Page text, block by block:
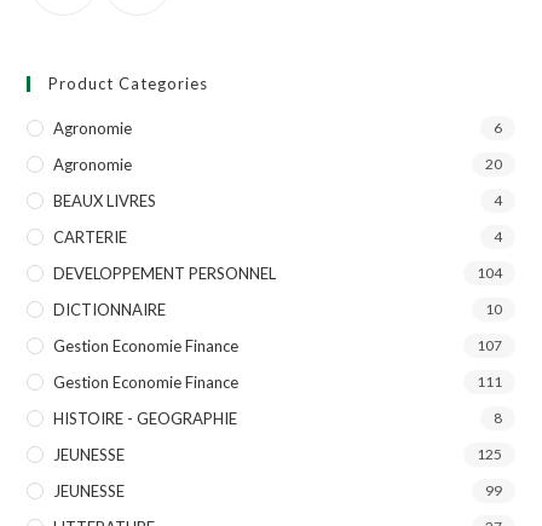
Product Categories
Agronomie 6
Agronomie 20
BEAUX LIVRES 4
CARTERIE 4
DEVELOPPEMENT PERSONNEL 104
DICTIONNAIRE 10
Gestion Economie Finance 107
Gestion Economie Finance 111
HISTOIRE - GEOGRAPHIE 8
JEUNESSE 125
JEUNESSE 99